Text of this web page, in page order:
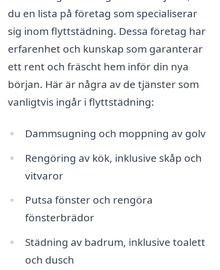
du en lista på företag som specialiserar
sig inom flyttstädning. Dessa företag har
erfarenhet och kunskap som garanterar
ett rent och fräscht hem inför din nya
början. Här är några av de tjänster som
vanligtvis ingår i flyttstädning:
Dammsugning och moppning av golv
Rengöring av kök, inklusive skåp och
vitvaror
Putsa fönster och rengöra
fönsterbrädor
Städning av badrum, inklusive toalett
och dusch